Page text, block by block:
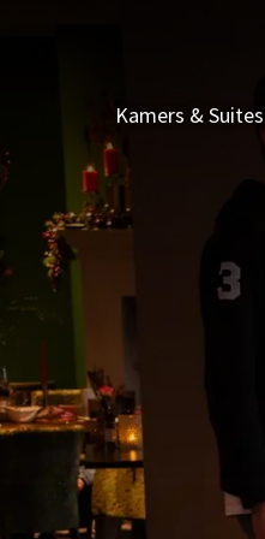
Kamers & Suites